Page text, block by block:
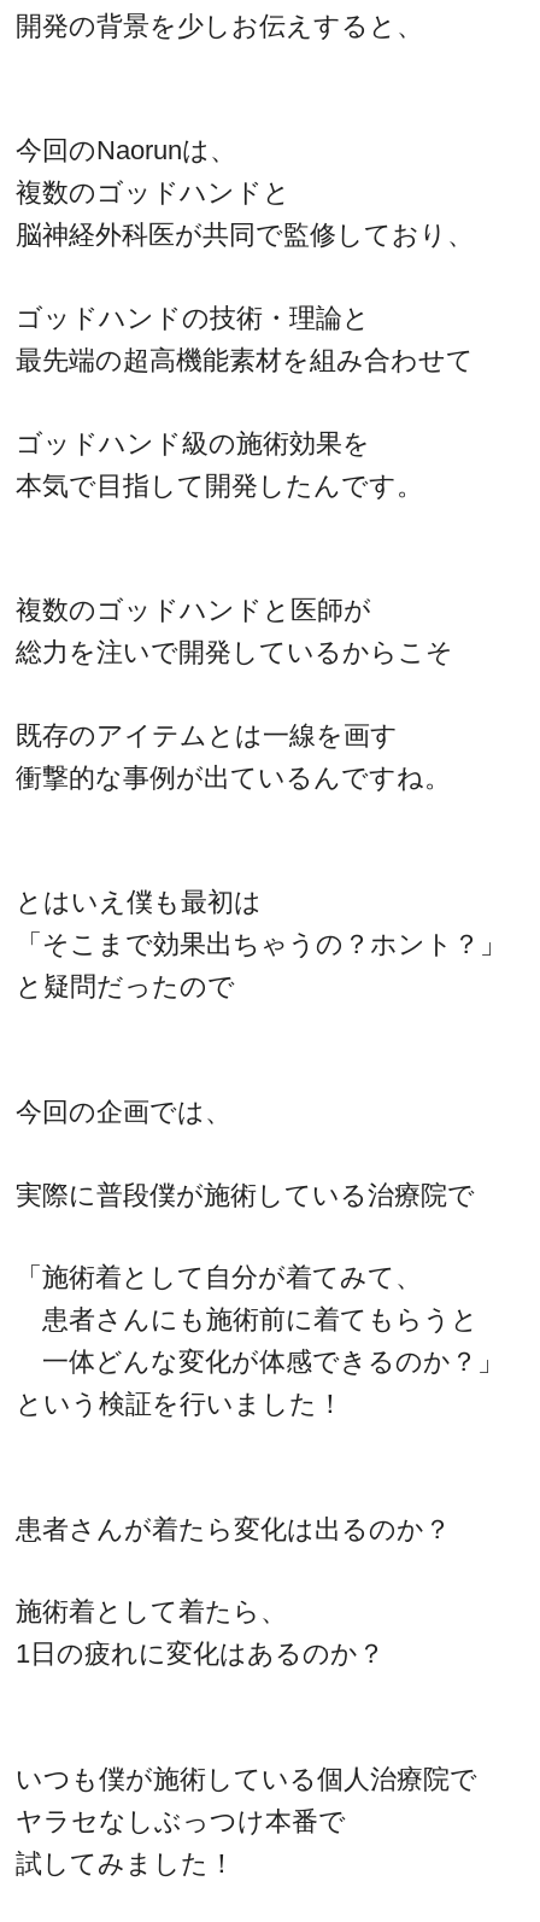
開発の背景を少しお伝えすると、
今回のNaorunは、
複数のゴッドハンドと
脳神経外科医が共同で監修しており、
ゴッドハンドの技術・理論と
最先端の超高機能素材を組み合わせて
ゴッドハンド級の施術効果を
本気で目指して開発したんです。
複数のゴッドハンドと医師が
総力を注いで開発しているからこそ
既存のアイテムとは一線を画す
衝撃的な事例が出ているんですね。
とはいえ僕も最初は
「そこまで効果出ちゃうの？ホント？」
と疑問だったので
今回の企画では、
実際に普段僕が施術している治療院で
「施術着として自分が着てみて、
患者さんにも施術前に着てもらうと
一体どんな変化が体感できるのか？」
という検証を行いました！
患者さんが着たら変化は出るのか？
施術着として着たら、
1日の疲れに変化はあるのか？
いつも僕が施術している個人治療院で
ヤラセなしぶっつけ本番で
試してみました！